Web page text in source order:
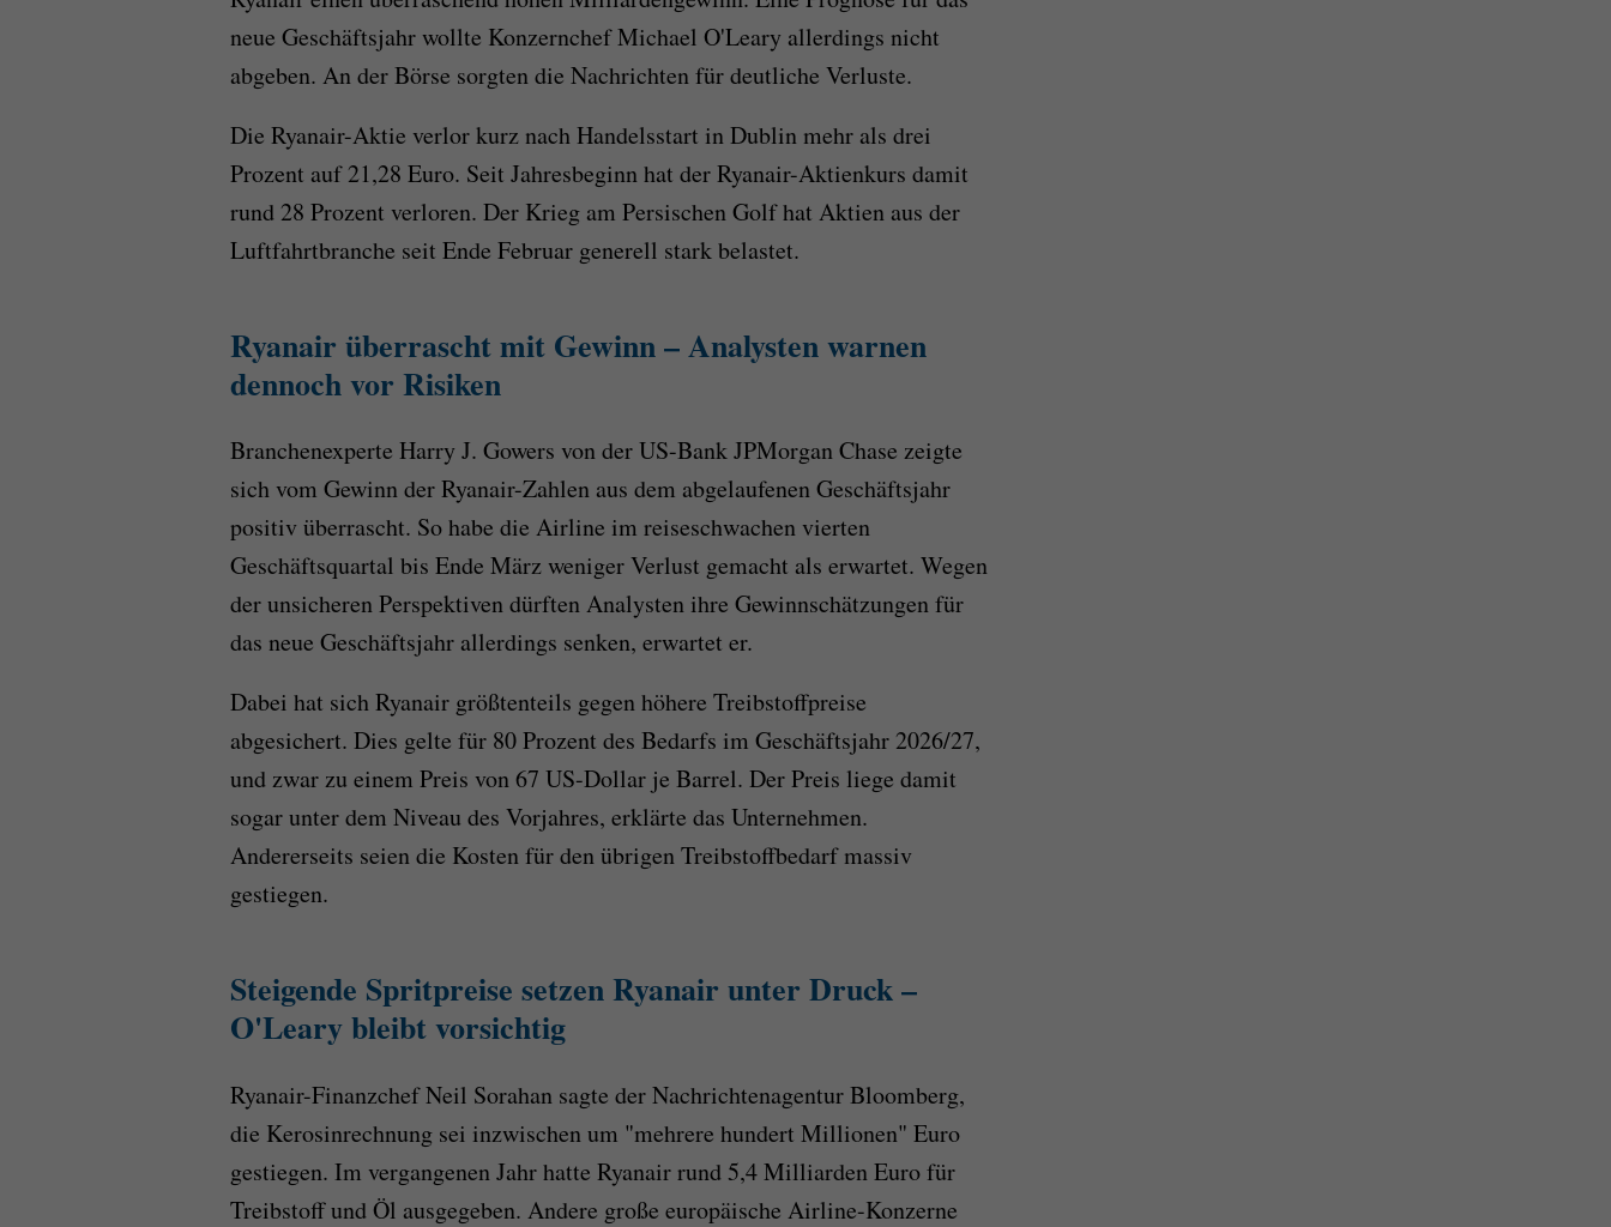
neue Geschäftsjahr wollte Konzernchef Michael O'Leary allerdings nicht
abgeben. An der Börse sorgten die Nachrichten für deutliche Verluste.
Die Ryanair-Aktie verlor kurz nach Handelsstart in Dublin mehr als drei
Prozent auf 21,28 Euro. Seit Jahresbeginn hat der Ryanair-Aktienkurs damit
rund 28 Prozent verloren. Der Krieg am Persischen Golf hat Aktien aus der
Luftfahrtbranche seit Ende Februar generell stark belastet.
Ryanair überrascht mit Gewinn – Analysten warnen
dennoch vor Risiken
Branchenexperte Harry J. Gowers von der US-Bank JPMorgan Chase zeigte
sich vom Gewinn der Ryanair-Zahlen aus dem abgelaufenen Geschäftsjahr
positiv überrascht. So habe die Airline im reiseschwachen vierten
Geschäftsquartal bis Ende März weniger Verlust gemacht als erwartet. Wegen
der unsicheren Perspektiven dürften Analysten ihre Gewinnschätzungen für
das neue Geschäftsjahr allerdings senken, erwartet er.
Dabei hat sich Ryanair größtenteils gegen höhere Treibstoffpreise
abgesichert. Dies gelte für 80 Prozent des Bedarfs im Geschäftsjahr 2026/27,
und zwar zu einem Preis von 67 US-Dollar je Barrel. Der Preis liege damit
sogar unter dem Niveau des Vorjahres, erklärte das Unternehmen.
Andererseits seien die Kosten für den übrigen Treibstoffbedarf massiv
gestiegen.
Steigende Spritpreise setzen Ryanair unter Druck –
O'Leary bleibt vorsichtig
Ryanair-Finanzchef Neil Sorahan sagte der Nachrichtenagentur Bloomberg,
die Kerosinrechnung sei inzwischen um "mehrere hundert Millionen" Euro
gestiegen. Im vergangenen Jahr hatte Ryanair rund 5,4 Milliarden Euro für
Treibstoff und Öl ausgegeben. Andere große europäische Airline-Konzerne